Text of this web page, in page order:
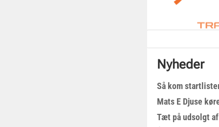
Nyheder
Så kom
Mats E Djuse
Tæt på udsolgt